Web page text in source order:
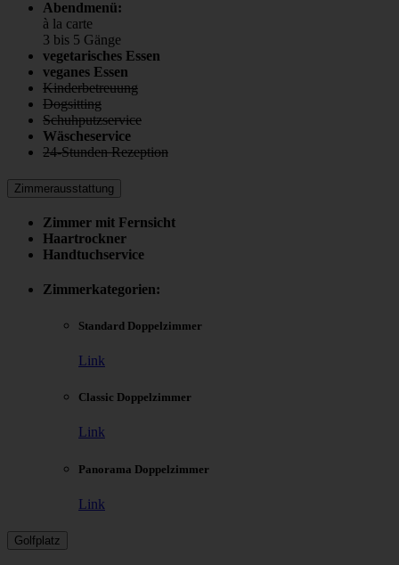
Abendmenü:
à la carte
3 bis 5 Gänge
vegetarisches Essen
veganes Essen
Kinderbetreuung
Dogsitting
Schuhputzservice
Wäscheservice
24-Stunden Rezeption
Zimmerausstattung
Zimmer mit Fernsicht
Haartrockner
Handtuchservice
Zimmerkategorien:
Standard Doppelzimmer
Link
Classic Doppelzimmer
Link
Panorama Doppelzimmer
Link
Golfplatz